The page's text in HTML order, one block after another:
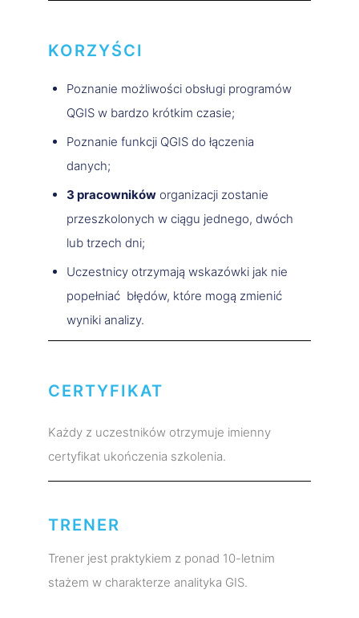
KORZYŚCI
Poznanie możliwości obsługi programów
QGIS w bardzo krótkim czasie;
Poznanie funkcji QGIS do łączenia
danych;
3 pracownikóworganizacji zostanie
przeszkolonych w ciągu jednego, dwóch
lub trzech dni;
Uczestnicy otrzymają wskazówki jak nie
popełniać błędów, które mogą zmienić
wyniki analizy.
CERTYFIKAT
Każdy z uczestników otrzymuje imienny
certyfikat ukończenia szkolenia.
TRENER
Trener jest praktykiem z ponad 10-letnim
stażem w charakterze analityka GIS.